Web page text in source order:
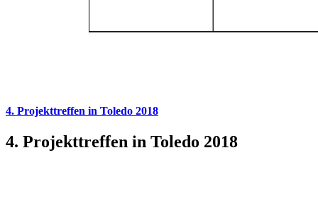
4. Projekttreffen in Toledo 2018
4. Projekttreffen in Toledo 2018